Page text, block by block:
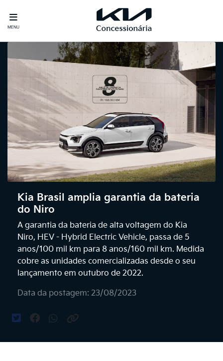
MENU
Kia Brasil amplia garantia da bateria
do Niro
A garantia da bateria de alta voltagem do Kia
Niro, HEV - Hybrid Electric Vehicle, passa de 5
anos/100 mil km para 8 anos/160 mil km. Medida
cobre as unidades comercializadas desde o seu
lançamento em outubro de 2022.
Data da postagem: 23/08/2023